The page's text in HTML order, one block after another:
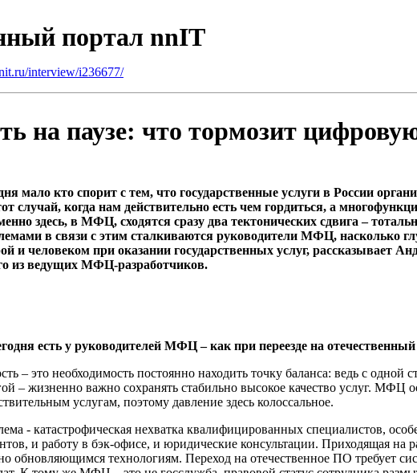
портал nnIT
interview/i236677/
на паузе: что тормозит
мало кто спорит с тем, что государственные услуги в России
случай, когда нам действительно есть чем гордиться, а
здесь, в МФЦ, сходятся сразу два тектонических сдвига –
в связи с этим сталкиваются руководители МФЦ, насколько
и человеком при оказании государственных услуг, рассказывает
из ведущих МФЦ-разработчиков.
есть у руководителей МФЦ – как при переезде на
– это необходимость постоянно находить точку баланса: ведь с
– жизненно важно сохранять стабильно высокое качество услуг. МФЦ
услугам, поэтому давление здесь колоссальное.
- катастрофическая нехватка квалифицированных специалистов,
и работу в бэк-офисе, и юридические консультации. Приходящая
обновляющимся технологиям. Переход на отечественное ПО требует